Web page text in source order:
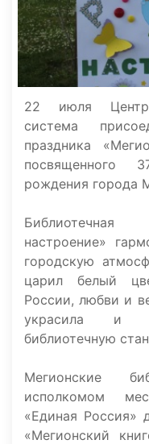
22 июля
система
праздника
посвященного
рождения города
настроение»
городскую
царил белый
России, любви и
украсила и
библиотечную
Мегионские
исполкомом
«Единая Россия»
«Мегионский